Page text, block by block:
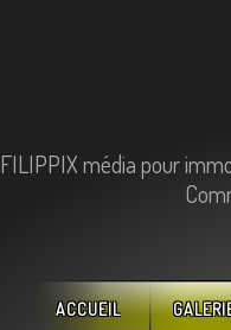
FILIPPIX média pour
ACCUEIL